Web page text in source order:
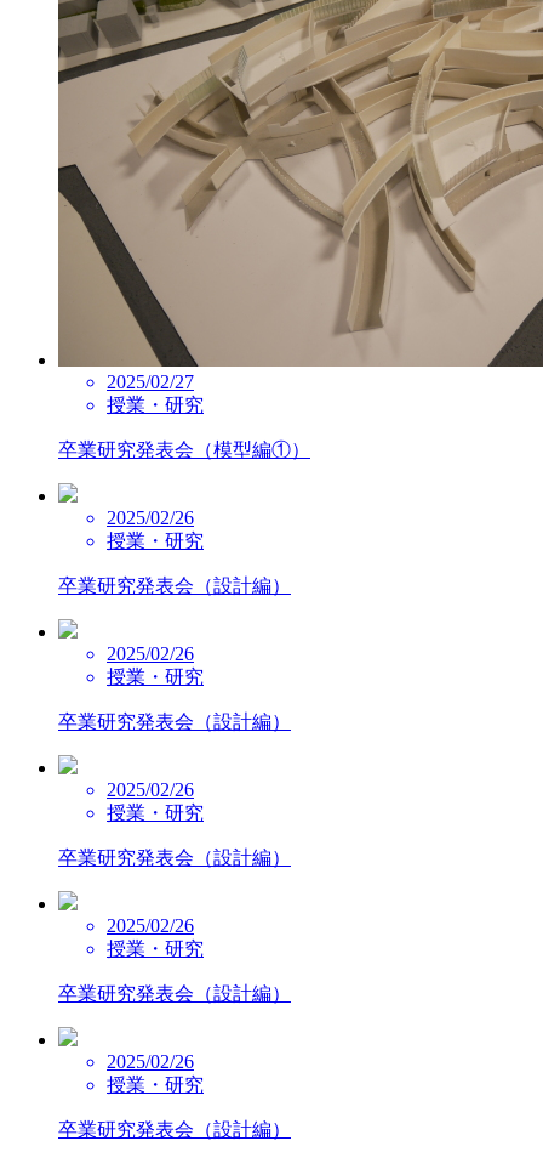
2025/02/27
授業・研究
卒業研究発表会（模型編①）
2025/02/26
授業・研究
卒業研究発表会（設計編）
2025/02/26
授業・研究
卒業研究発表会（設計編）
2025/02/26
授業・研究
卒業研究発表会（設計編）
2025/02/26
授業・研究
卒業研究発表会（設計編）
2025/02/26
授業・研究
卒業研究発表会（設計編）